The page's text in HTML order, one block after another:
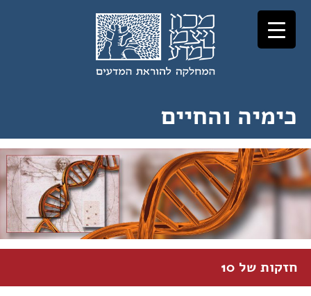
לתוכן
לניווט
כימיה והחיים
חזקות של 10